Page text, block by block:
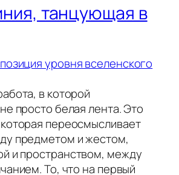
танцующая в
уровня вселенского
в которой
просто белая лента. Это
переосмысливает
предметом и жестом,
и пространством, между
То, что на первый